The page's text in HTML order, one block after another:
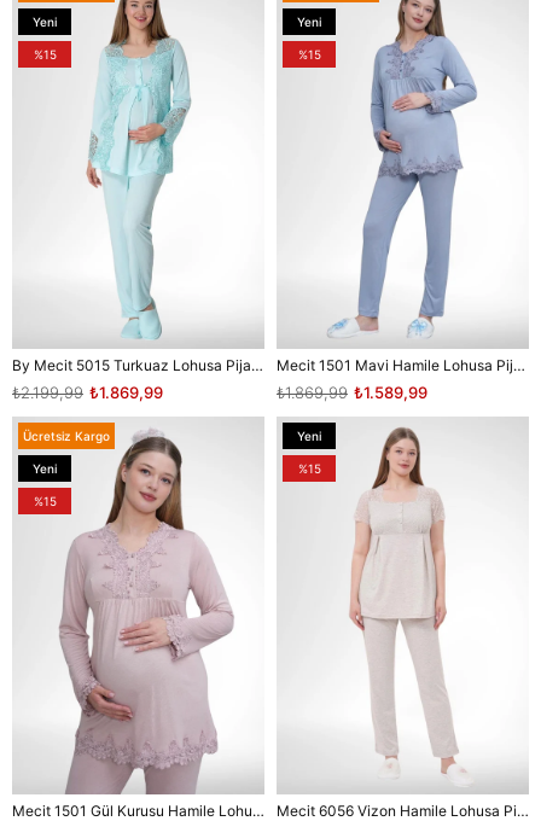
By Mecit 5015 Turkuaz Lohusa Pijama Takımı
₺1.869,99
₺2.199,99
Yeni
Ürün
%15
Mecit 1501 Mavi Hamile Lohusa Pijama Takımı
₺1.589,99
₺1.869,99
Yeni
Ürün
%15
Mecit 1501 Gül Kurusu Hamile Lohusa Pijama Takımı
Ücretsiz Kargo
Yeni
Ürün
%15
Mecit 6056 Vizon Hamile Lohusa Pijama Takımı
Yeni
Ürün
%15